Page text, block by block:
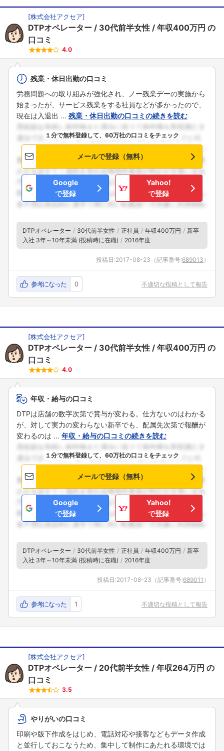
[株式会社アクセア]
DTPオペレーター 30代前半女性 年収400万円 の
口コミ
4.0
残業・休日出勤の口コミ
労務問題への取り組みが強化され、ノー残業デーの実施から
始まったが、サービス残業をする社員などが多かったので、
現在は入退出 ... 残業・休日出勤の口コミの続きを読む
１分で無料登録して、60万社の口コミをチェック
メールで登録（無料）
Google
で登録
Yahoo!
で登録
DTPオペレーター 30代前半女性 正社員 年収400万円
新卒
入社 3年～10年未満 (投稿時に在職)
2016年度
投稿日:2017-08-23 （記事番号:689013 ）
参考になった 0 不適切な投稿として報告
[株式会社アクセア]
DTPオペレーター 30代前半女性 年収400万円 の
口コミ
4.0
年収・給与の口コミ
DTPは店舗の数字次第で賞与が変わる。仕方ないのはわかる
が、対して実力の変わらない新卒でも、配属先次第で報酬が
変わるのは ... 年収・給与の口コミの続きを読む
１分で無料登録して、60万社の口コミをチェック
メールで登録（無料）
Google
で登録
Yahoo!
で登録
DTPオペレーター 30代前半女性 正社員 年収400万円
新卒
入社 3年～10年未満 (投稿時に在職)
2016年度
投稿日:2017-08-23 （記事番号:689011 ）
参考になった 1 不適切な投稿として報告
[株式会社アクセア]
DTPオペレーター 20代前半女性 年収264万円 の
口コミ
3.5
やりがいの口コミ
印刷や版下作成をはじめ、電話対応や接客などもデータ作成
と並行しておこなうため、集中して制作にあたれる環境では